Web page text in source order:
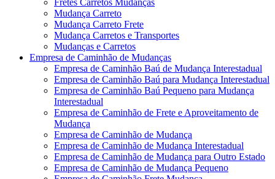
Fretes Carretos Mudanças
Mudança Carreto
Mudança Carreto Frete
Mudança Carretos e Transportes
Mudanças e Carretos
Empresa de Caminhão de Mudanças
Empresa de Caminhão Baú de Mudança Interestadual
Empresa de Caminhão Baú para Mudança Interestadual
Empresa de Caminhão Baú Pequeno para Mudança
Interestadual
Empresa de Caminhão de Frete e Aproveitamento de
Mudança
Empresa de Caminhão de Mudança
Empresa de Caminhão de Mudança Interestadual
Empresa de Caminhão de Mudança para Outro Estado
Empresa de Caminhão de Mudança Pequeno